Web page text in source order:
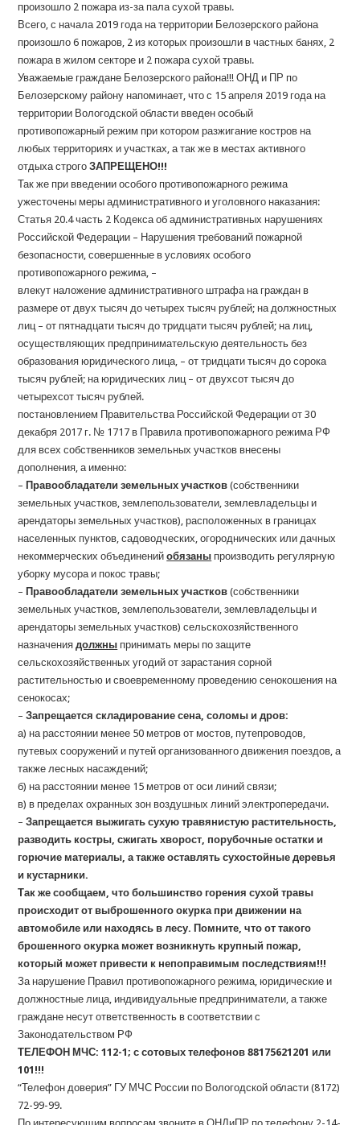
произошло 2 пожара из-за пала сухой травы.
Всего, с начала 2019 года на территории Белозерского района
произошло 6 пожаров, 2 из которых произошли в частных банях, 2
пожара в жилом секторе и 2 пожара сухой травы.
Уважаемые граждане Белозерского района!!! ОНД и ПР по
Белозерскому району напоминает, что с 15 апреля 2019 года на
территории Вологодской области введен особый
противопожарный режим при котором разжигание костров на
любых территориях и участках, а так же в местах активного
отдыха строгоЗАПРЕЩЕНО!!!
Так же при введении особого противопожарного режима
ужесточены меры административного и уголовного наказания:
Статья 20.4 часть 2 Кодекса об административных нарушениях
Российской Федерации – Нарушения требований пожарной
безопасности, совершенные в условиях особого
противопожарного режима, –
влекут наложение административного штрафа на граждан в
размере от двух тысяч до четырех тысяч рублей; на должностных
лиц – от пятнадцати тысяч до тридцати тысяч рублей; на лиц,
осуществляющих предпринимательскую деятельность без
образования юридического лица, – от тридцати тысяч до сорока
тысяч рублей; на юридических лиц – от двухсот тысяч до
четырехсот тысяч рублей.
постановлением Правительства Российской Федерации от 30
декабря 2017 г. № 1717 в Правила противопожарного режима РФ
для всех собственников земельных участков внесены
дополнения, а именно:
– Правообладатели земельных участков (собственники
земельных участков, землепользователи, землевладельцы и
арендаторы земельных участков), расположенных в границах
населенных пунктов, садоводческих, огороднических или дачных
некоммерческих объединенийобязаны производить регулярную
уборку мусора и покос травы;
– Правообладатели земельных участков (собственники
земельных участков, землепользователи, землевладельцы и
арендаторы земельных участков) сельскохозяйственного
назначениядолжны принимать меры по защите
сельскохозяйственных угодий от зарастания сорной
растительностью и своевременному проведению сенокошения на
сенокосах;
–Запрещается складирование сена, соломы и дров:
а) на расстоянии менее 50 метров от мостов, путепроводов,
путевых сооружений и путей организованного движения поездов, а
также лесных насаждений;
б) на расстоянии менее 15 метров от оси линий связи;
в) в пределах охранных зон воздушных линий электропередачи.
–Запрещается выжигать сухую травянистую растительность,
разводить костры, сжигать хворост, порубочные остатки и
горючие материалы, а также оставлять сухостойные деревья
и кустарники.
Так же сообщаем, что большинство горения сухой травы
происходит от выброшенного окурка при движении на
автомобиле или находясь в лесу. Помните, что от такого
брошенного окурка может возникнуть крупный пожар,
который может привести к непоправимым последствиям!!!
За нарушение Правил противопожарного режима, юридические и
должностные лица, индивидуальные предприниматели, а также
граждане несут ответственность в соответствии с
Законодательством РФ
ТЕЛЕФОН МЧС: 112-1; с сотовых телефонов 88175621201 или
101!!!
“Телефон доверия” ГУ МЧС России по Вологодской области (8172)
72-99-99.